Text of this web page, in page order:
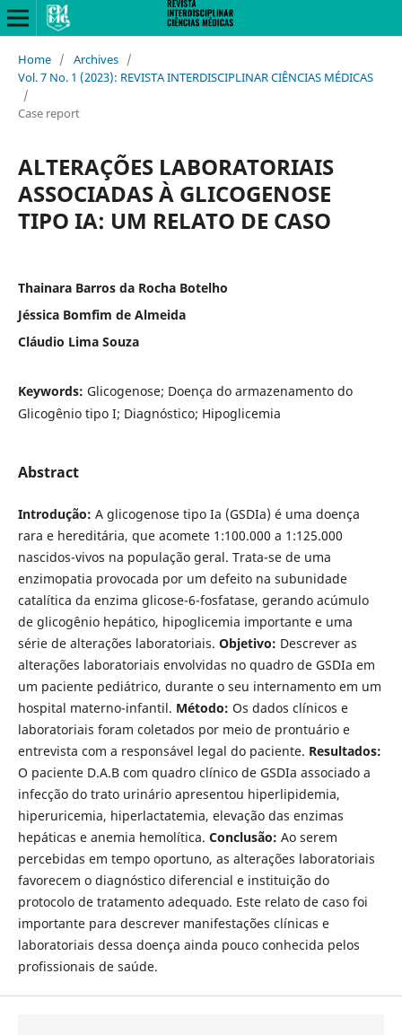
Home / Archives /
Vol. 7 No. 1 (2023): REVISTA INTERDISCIPLINAR CIÊNCIAS MÉDICAS
/
Case report
ALTERAÇÕES LABORATORIAIS
ASSOCIADAS À GLICOGENOSE
TIPO IA: UM RELATO DE CASO
Thainara Barros da Rocha Botelho
Jéssica Bomfim de Almeida
Cláudio Lima Souza
Keywords: Glicogenose; Doença do armazenamento do
Glicogênio tipo I; Diagnóstico; Hipoglicemia
Abstract
Introdução: A glicogenose tipo Ia (GSDIa) é uma doença
rara e hereditária, que acomete 1:100.000 a 1:125.000
nascidos-vivos na população geral. Trata-se de uma
enzimopatia provocada por um defeito na subunidade
catalítica da enzima glicose-6-fosfatase, gerando acúmulo
de glicogênio hepático, hipoglicemia importante e uma
série de alterações laboratoriais. Objetivo: Descrever as
alterações laboratoriais envolvidas no quadro de GSDIa em
um paciente pediátrico, durante o seu internamento em um
hospital materno-infantil. Método: Os dados clínicos e
laboratoriais foram coletados por meio de prontuário e
entrevista com a responsável legal do paciente. Resultados:
O paciente D.A.B com quadro clínico de GSDIa associado a
infecção do trato urinário apresentou hiperlipidemia,
hiperuricemia, hiperlactatemia, elevação das enzimas
hepáticas e anemia hemolítica. Conclusão: Ao serem
percebidas em tempo oportuno, as alterações laboratoriais
favorecem o diagnóstico diferencial e instituição do
protocolo de tratamento adequado. Este relato de caso foi
importante para descrever manifestações clínicas e
laboratoriais dessa doença ainda pouco conhecida pelos
profissionais de saúde.